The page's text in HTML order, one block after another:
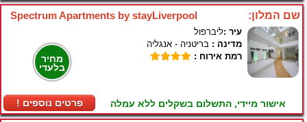
Spectrum Apartments by stayLiverpool שם המלון:
מחיר
בלעדי
! פרטים נוספים
עיר :ליברפול
מדינה : בריטניה - אנגליה
רמת אירוח :
אישור מיידי, התשלום בשקלים ללא עמלה